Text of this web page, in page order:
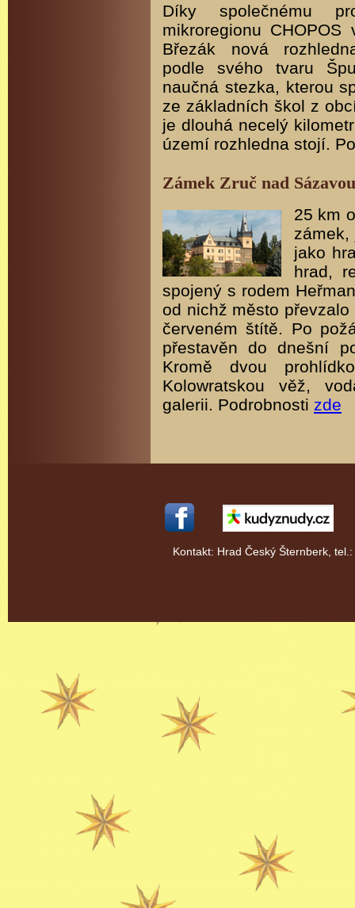
Díky společnému
mikroregionu
Březák nová
podle svého tvaru
naučná stezka, kterou
ze základních škol z
je dlouhá necelý
území rozhledna stojí.
Zámek Zruč nad Sázavou
25 km
zámek,
jako
hrad,
spojený s rodem
od nichž město
červeném štítě. Po
přestavěn do dnešní
Kromě dvou
Kolowratskou věž,
galerii. Podrobnosti zde
Kontakt: Hrad Český Šternberk,